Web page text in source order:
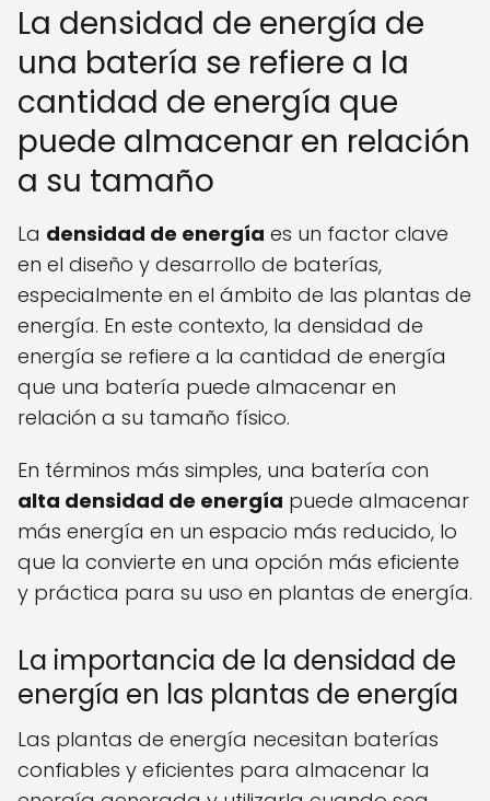
La densidad de energía de
una batería se refiere a la
cantidad de energía que
puede almacenar en relación
a su tamaño
La densidad de energía es un factor clave
en el diseño y desarrollo de baterías,
especialmente en el ámbito de las plantas de
energía. En este contexto, la densidad de
energía se refiere a la cantidad de energía
que una batería puede almacenar en
relación a su tamaño físico.
En términos más simples, una batería con
alta densidad de energía puede almacenar
más energía en un espacio más reducido, lo
que la convierte en una opción más eficiente
y práctica para su uso en plantas de energía.
La importancia de la densidad de
energía en las plantas de energía
Las plantas de energía necesitan baterías
confiables y eficientes para almacenar la